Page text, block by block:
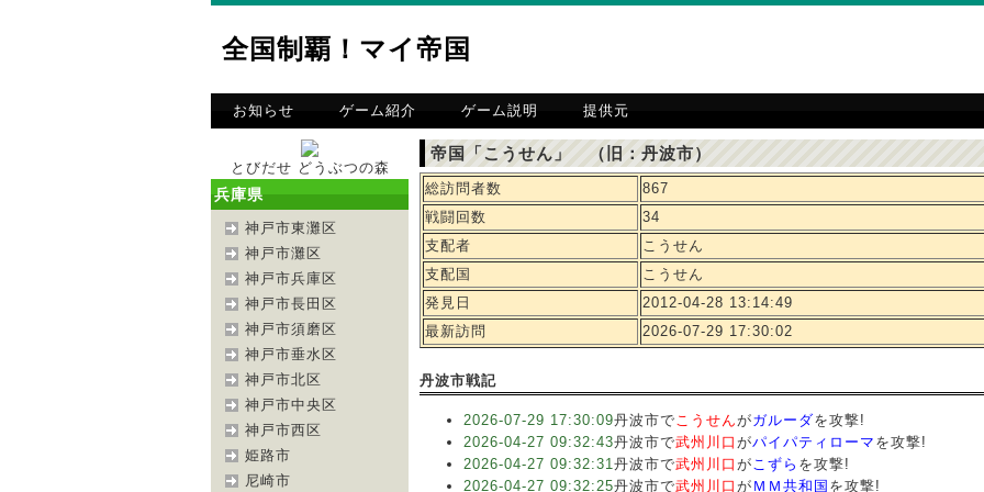
全国制覇！マイ帝国
お知らせ ゲーム紹介 ゲーム説明 提供元
とびだせ どうぶつの森
兵庫県
神戸市東灘区
神戸市灘区
神戸市兵庫区
神戸市長田区
神戸市須磨区
神戸市垂水区
神戸市北区
神戸市中央区
神戸市西区
姫路市
尼崎市
帝国「こうせん」 （旧：丹波市）
総訪問者数
867
戦闘回数
34
支配者
こうせん
支配国
こうせん
発見日
2012-04-28 13:14:49
最新訪問
2026-07-29 17:30:02
丹波市戦記
2026-07-29 17:30:09丹波市でこうせんがガルーダを攻撃!
2026-04-27 09:32:43丹波市で武州川口 がパイパティローマ を攻撃!
2026-04-27 09:32:31丹波市で武州川口 がこずら を攻撃!
2026-04-27 09:32:25丹波市で武州川口 が ＭＭ共和国 を攻撃!